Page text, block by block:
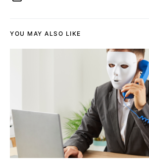
YOU MAY ALSO LIKE